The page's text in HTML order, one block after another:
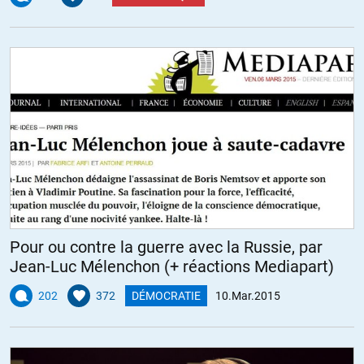
dvd//11.03.2015 à 20h37
Je n’ai pas compris la disparition du dernier post…
l’inégale répartition des richesses ?
L’analogie me semble pourtant exacte et pas problématique.
Le fait qu’on investisse dans l’armement pour préserver nos
approvisionnements en matières premières dans les pays
pauvres ?
Dites-moi, là je suis sec.
11.03.2015 à 18h03
Pour ou contre la guerre avec la Russie, par
Jean-Luc Mélenchon (+ réactions Mediapart)
202 372 DÉMOCRATIE 10.Mar.2015